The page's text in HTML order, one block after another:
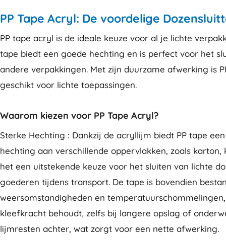
PP Tape Acryl: De voordelige
PP tape acryl is de ideale keuze voor al je lichte
tape biedt een goede hechting en is perfect voor het
andere verpakkingen. Met zijn duurzame afwerking is
geschikt voor lichte toepassingen.
Waarom kiezen voor PP Tape Acryl?
Sterke Hechting : Dankzij de acryllijm biedt PP tape
hechting aan verschillende oppervlakken, zoals
het een uitstekende keuze voor het sluiten van lichte
goederen tijdens transport. De tape is bovendien
weersomstandigheden en
kleefkracht behoudt, zelfs bij langere opslag of
lijmresten achter, wat zorgt voor een nette afwerking.